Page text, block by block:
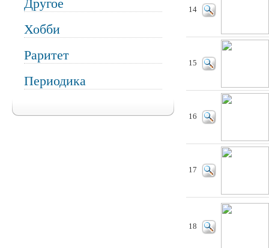
Другое
Хобби
Раритет
Периодика
14
15
16
17
18